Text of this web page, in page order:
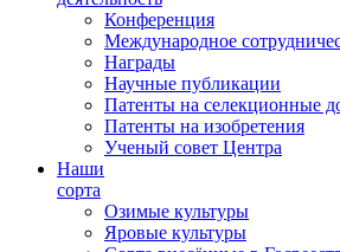
Конференция
Международное
Награды
Научные публикации
Патенты на селекционные
Патенты на изобретения
Ученый совет Центра
Наши
сорта
Озимые культуры
Яровые культуры